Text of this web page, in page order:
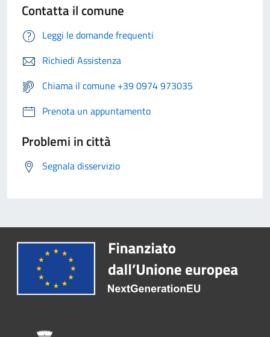
Contatta il comune
Leggi le domande frequenti
Richiedi Assistenza
Chiama il comune +39 0974 973035
Prenota un appuntamento
Problemi in città
Segnala disservizio